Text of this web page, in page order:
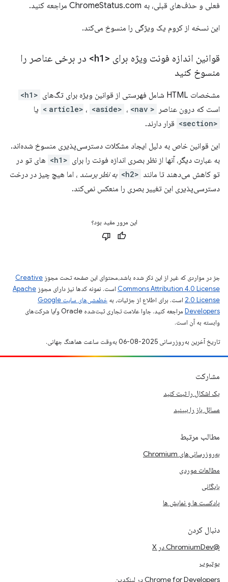
فعلی و حذف‌های قبلی، به ChromeStatus.com مراجعه کنید.
این نسخه از کروم یک ویژگی را منسوخ می‌کند.
قوانین اندازه فونت ویژه برای <h1>
در برخی عناصر را
منسوخ کنید
مشخصات HTML شامل فهرستی از قوانین ویژه برای تگ‌های <h1>
است که درون عناصر <article> ، <aside> ، <nav> یا
<section> قرار دارند.
این قوانین خاص به دلیل ایجاد مشکلات دسترسی‌پذیری منسوخ شده‌اند.
به عبارت دیگر، آنها از نظر بصری اندازه فونت را برای <h1>
های تو در
تو کاهش می‌دهند تا مانند <h2> به نظر برسند ، اما هیچ چیز در درخت
دسترسی‌پذیری این تغییر بصری را منعکس نمی‌کند.
این مرور مفید بود؟
جز در مواردی که غیر از این ذکر شده باشد،‌محتوای این صفحه تحت مجوز Creative
Commons Attribution 4.0 License است. نمونه کدها نیز دارای مجوز Apache
2.0 License است. برای اطلاع از جزئیات، به
خطمشی‌های سایت Google
Developers‏
مراجعه کنید. جاوا علامت تجاری ثبت‌شده Oracle و/یا شرکت‌های
وابسته به آن است.
تاریخ آخرین به‌روزرسانی 2025-08-06 به‌وقت ساعت هماهنگ جهانی.
مشارکت
یک اشکال را ثبت کنید
مسائل باز را ببینید
مطالب مرتبط
به‌روزرسانی‌های Chromium
مطالعات موردی
بایگانی
پادکست ها و نمایش ها
دنبال کردن
@ChromiumDev در X
یوتیوب
Chrome for Developers در لینکدین